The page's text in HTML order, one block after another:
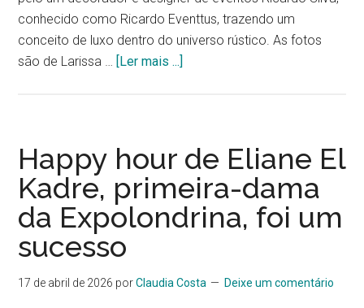
conhecido como Ricardo Eventtus, trazendo um
conceito de luxo dentro do universo rústico. As fotos
são de Larissa … [Ler mais ...]
Happy hour de Eliane El
Kadre, primeira-dama
da Expolondrina, foi um
sucesso
17 de abril de 2026 porClaudia Costa Deixe um comentário